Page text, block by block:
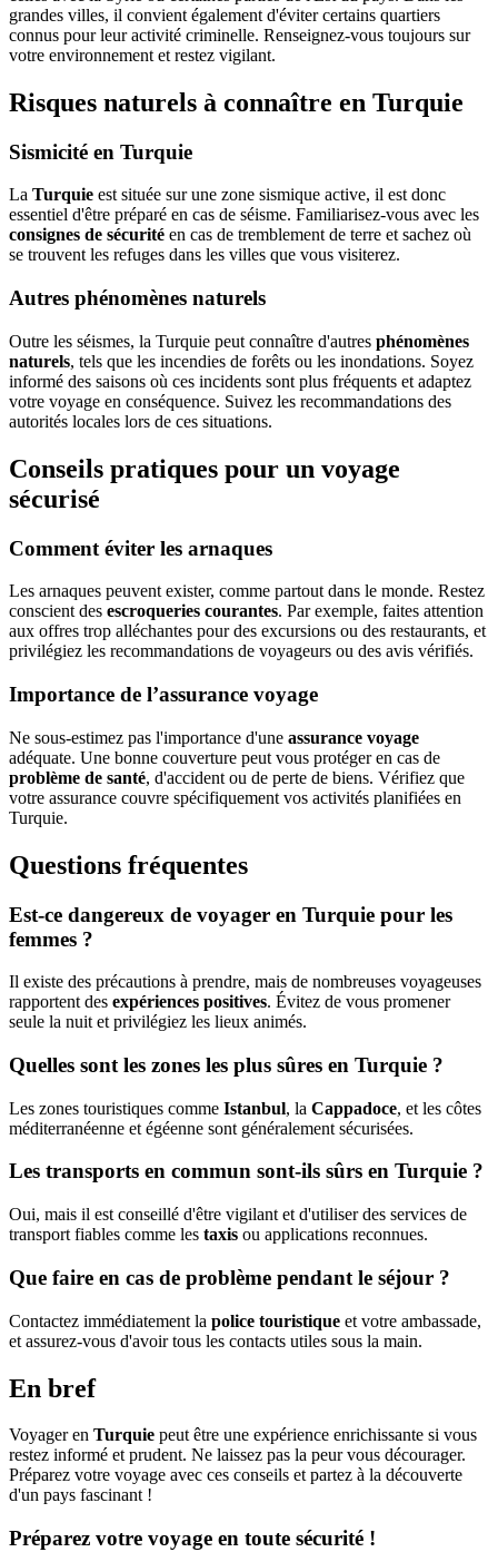
grandes villes, il convient également d'éviter certains quartiers
connus pour leur activité criminelle. Renseignez-vous toujours sur
votre environnement et restez vigilant.
Risques naturels à connaître en Turquie
Sismicité en Turquie
La Turquie est située sur une zone sismique active, il est donc
essentiel d'être préparé en cas de séisme. Familiarisez-vous avec les
consignes de sécurité en cas de tremblement de terre et sachez où
se trouvent les refuges dans les villes que vous visiterez.
Autres phénomènes naturels
Outre les séismes, la Turquie peut connaître d'autres phénomènes
naturels, tels que les incendies de forêts ou les inondations. Soyez
informé des saisons où ces incidents sont plus fréquents et adaptez
votre voyage en conséquence. Suivez les recommandations des
autorités locales lors de ces situations.
Conseils pratiques pour un voyage
sécurisé
Comment éviter les arnaques
Les arnaques peuvent exister, comme partout dans le monde. Restez
conscient des escroqueries courantes. Par exemple, faites attention
aux offres trop alléchantes pour des excursions ou des restaurants, et
privilégiez les recommandations de voyageurs ou des avis vérifiés.
Importance de l’assurance voyage
Ne sous-estimez pas l'importance d'une assurance voyage
adéquate. Une bonne couverture peut vous protéger en cas de
problème de santé, d'accident ou de perte de biens. Vérifiez que
votre assurance couvre spécifiquement vos activités planifiées en
Turquie.
Questions fréquentes
Est-ce dangereux de voyager en Turquie pour les
femmes ?
Il existe des précautions à prendre, mais de nombreuses voyageuses
rapportent des expériences positives. Évitez de vous promener
seule la nuit et privilégiez les lieux animés.
Quelles sont les zones les plus sûres en Turquie ?
Les zones touristiques comme Istanbul, la Cappadoce, et les côtes
méditerranéenne et égéenne sont généralement sécurisées.
Les transports en commun sont-ils sûrs en Turquie ?
Oui, mais il est conseillé d'être vigilant et d'utiliser des services de
transport fiables comme les taxis ou applications reconnues.
Que faire en cas de problème pendant le séjour ?
Contactez immédiatement la police touristique et votre ambassade,
et assurez-vous d'avoir tous les contacts utiles sous la main.
En bref
Voyager en Turquie peut être une expérience enrichissante si vous
restez informé et prudent. Ne laissez pas la peur vous décourager.
Préparez votre voyage avec ces conseils et partez à la découverte
d'un pays fascinant !
Préparez votre voyage en toute sécurité !